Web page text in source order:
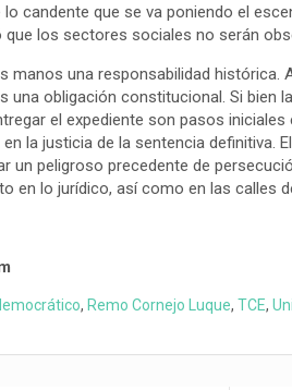
candente que se va poniendo el
los sectores sociales no serán
manos una responsabilidad
una obligación constitucional. Si bien
el expediente son pasos
la justicia de la sentencia definitiva.
un peligroso precedente de
en lo jurídico, así como en las calles
, Remo Cornejo Luque, TCE,